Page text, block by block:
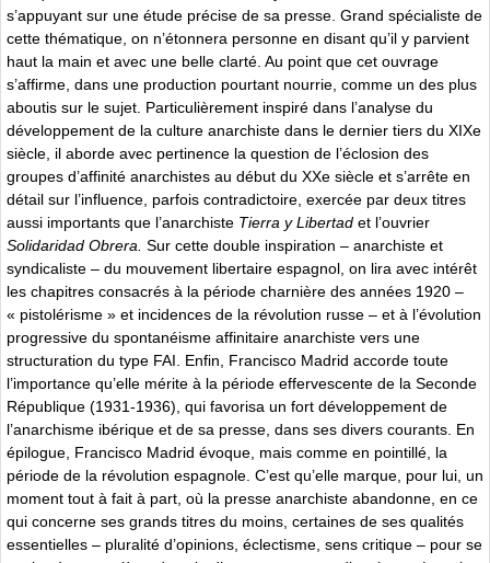
s’appuyant sur une étude précise de sa presse. Grand spécialiste de
cette thématique, on n’étonnera personne en disant qu’il y parvient
haut la main et avec une belle clarté. Au point que cet ouvrage
s’affirme, dans une production pourtant nourrie, comme un des plus
aboutis sur le sujet. Particulièrement inspiré dans l’analyse du
développement de la culture anarchiste dans le dernier tiers du XIXe
siècle, il aborde avec pertinence la question de l’éclosion des
groupes d’affinité anarchistes au début du XXe siècle et s’arrête en
détail sur l’influence, parfois contradictoire, exercée par deux titres
aussi importants que l’anarchiste Tierra y Libertad et l’ouvrier
Solidaridad Obrera. Sur cette double inspiration – anarchiste et
syndicaliste – du mouvement libertaire espagnol, on lira avec intérêt
les chapitres consacrés à la période charnière des années 1920 –
« pistolérisme » et incidences de la révolution russe – et à l’évolution
progressive du spontanéisme affinitaire anarchiste vers une
structuration du type FAI. Enfin, Francisco Madrid accorde toute
l’importance qu’elle mérite à la période effervescente de la Seconde
République (1931-1936), qui favorisa un fort développement de
l’anarchisme ibérique et de sa presse, dans ses divers courants. En
épilogue, Francisco Madrid évoque, mais comme en pointillé, la
période de la révolution espagnole. C’est qu’elle marque, pour lui, un
moment tout à fait à part, où la presse anarchiste abandonne, en ce
qui concerne ses grands titres du moins, certaines de ses qualités
essentielles – pluralité d’opinions, éclectisme, sens critique – pour se